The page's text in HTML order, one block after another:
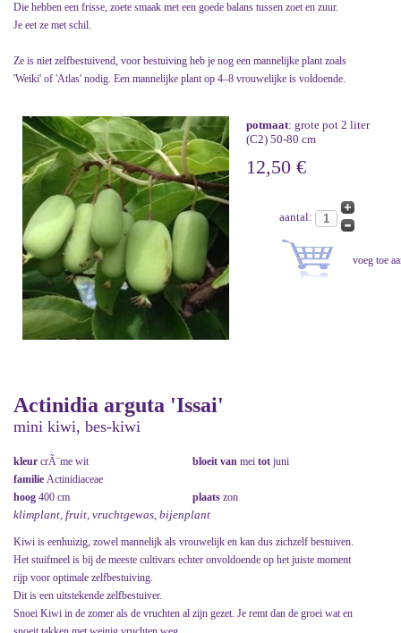
Die hebben een frisse, zoete smaak met een goede balans tussen zoet en zuur.
Je eet ze met schil.
Ze is niet zelfbestuivend, voor bestuiving heb je nog een mannelijke plant zoals
'Weiki' of 'Atlas' nodig. Een mannelijke plant op 4–8 vrouwelijke is voldoende.
potmaat: grote pot 2 liter
(C2) 50-80 cm
12,50 €
aantal:
Actinidia arguta 'Issai'
mini kiwi, bes-kiwi
kleur crÃ¨me wit bloeit van mei tot juni
familie Actinidiaceae
hoog 400 cm plaats zon
klimplant, fruit, vruchtgewas, bijenplant
Kiwi is eenhuizig, zowel mannelijk als vrouwelijk en kan dus zichzelf bestuiven.
Het stuifmeel is bij de meeste cultivars echter onvoldoende op het juiste moment
rijp voor optimale zelfbestuiving.
Dit is een uitstekende zelfbestuiver.
Snoei Kiwi in de zomer als de vruchten al zijn gezet. Je remt dan de groei wat en